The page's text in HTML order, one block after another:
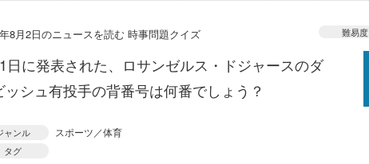
8月2日のニュースを読む 時事問題クイズ 難易度
日に発表された、ロサンゼルス・ドジャースのダ
ッシュ有投手の背番号は何番でしょう？
ャンル スポーツ／体育
タグ